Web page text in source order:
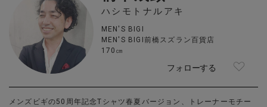
ハシモトナルアキ
MEN'S BIGI
MEN'S BIGI前橋スズラン百貨店
170㎝
フォローする
メンズビギの50周年記念Tシャツ春夏バージョン、トレーナーモチー